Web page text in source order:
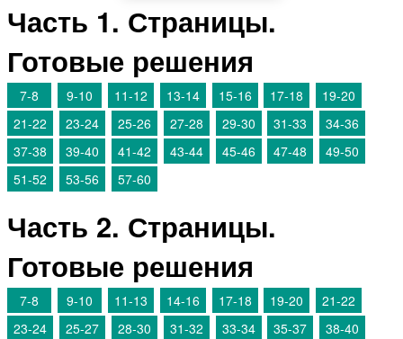
Часть 1. Страницы.
Готовые решения
7-8 9-10 11-12 13-14 15-16 17-18
19-20
21-22
23-24 25-26 27-28 29-30 31-33
34-36
37-38
39-40 41-42 43-44 45-46 47-48
49-50
51-52
53-56 57-60
Часть 2. Страницы.
Готовые решения
7-8 9-10 11-13 14-16 17-18 19-20
21-22
23-24
25-27 28-30 31-32 33-34 35-37 38-40